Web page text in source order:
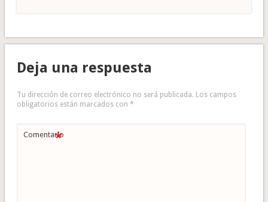
Deja una respuesta
Tu dirección de correo electrónico no será publicada. Los campos
obligatorios están marcados con *
Comentario
*